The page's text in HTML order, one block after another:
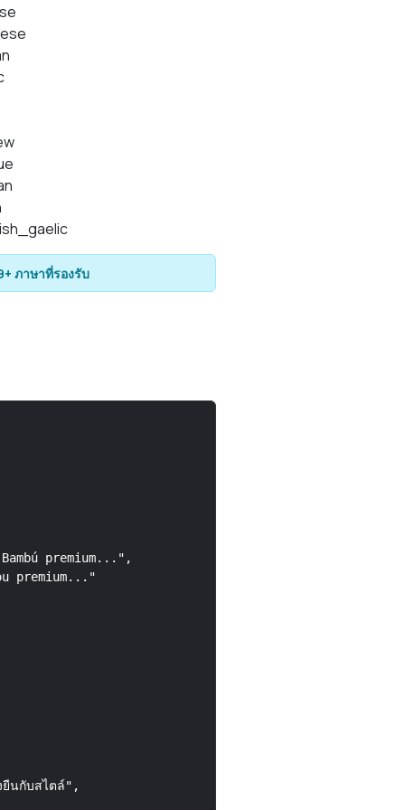
ภาษาที่รองรับ
premium...",
premium..."
นกับสไตล์",